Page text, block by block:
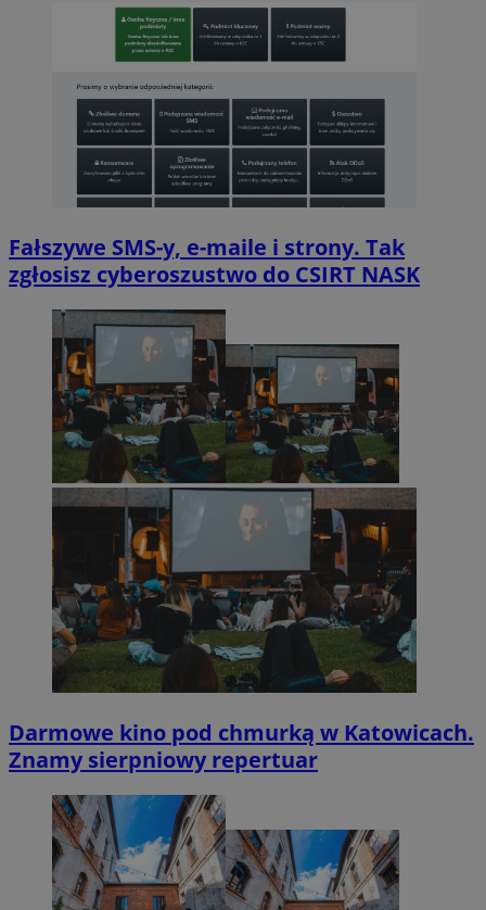
Fałszywe SMS-y, e-maile i strony. Tak
zgłosisz cyberoszustwo do CSIRT NASK
Darmowe kino pod chmurką w Katowicach.
Znamy sierpniowy repertuar